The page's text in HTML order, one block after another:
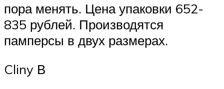
пора менять. Цена упаковки 652-
835 рублей. Производятся
памперсы в двух размерах.
Cliny В